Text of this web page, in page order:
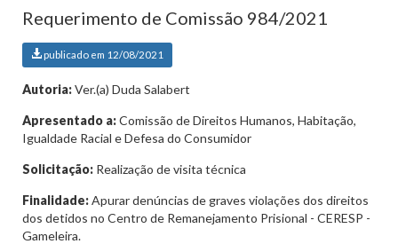
Requerimento de Comissão 984/2021
publicado em 12/08/2021
Autoria:Ver.(a) Duda Salabert
Apresentado a:Comissão de Direitos Humanos, Habitação,
Igualdade Racial e Defesa do Consumidor
Solicitação: Realização de visita técnica
Finalidade:Apurar denúncias de graves violações dos direitos
dos detidos no Centro de Remanejamento Prisional - CERESP -
Gameleira.